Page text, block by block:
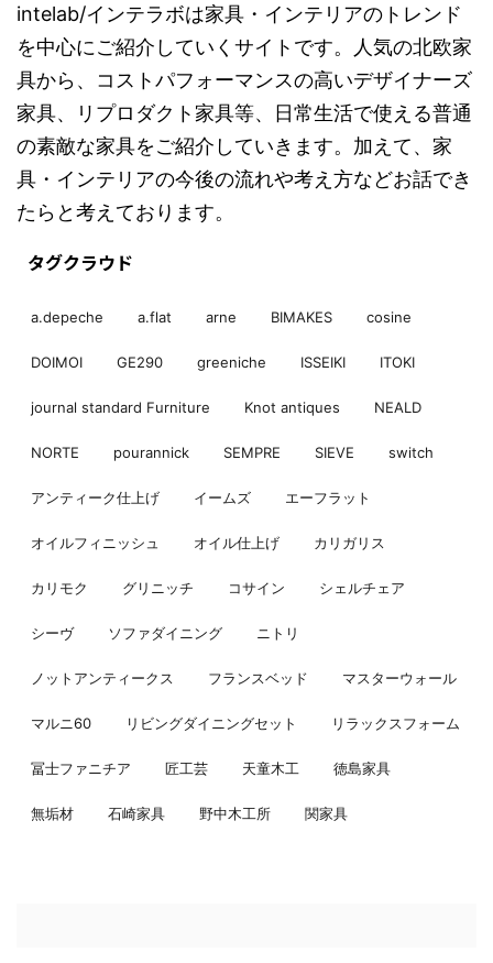
intelab/インテラボは家具・インテリアのトレンド
を中心にご紹介していくサイトです。人気の北欧家
具から、コストパフォーマンスの高いデザイナーズ
家具、リプロダクト家具等、日常生活で使える普通
の素敵な家具をご紹介していきます。加えて、家
具・インテリアの今後の流れや考え方などお話でき
たらと考えております。
タグクラウド
a.depeche a.flat arne BIMAKES cosine
DOIMOI GE290 greeniche ISSEIKI ITOKI
journal standard Furniture Knot antiques NEALD
NORTE pourannick SEMPRE SIEVE switch
アンティーク仕上げ イームズ エーフラット
オイルフィニッシュ オイル仕上げ カリガリス
カリモク グリニッチ コサイン シェルチェア
シーヴ ソファダイニング ニトリ
ノットアンティークス フランスベッド マスターウォール
マルニ60 リビングダイニングセット リラックスフォーム
冨士ファニチア 匠工芸 天童木工 徳島家具
無垢材 石崎家具 野中木工所 関家具